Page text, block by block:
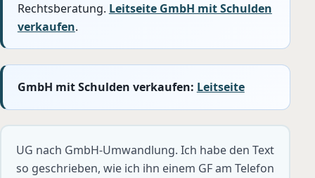
Rechtsberatung. Leitseite GmbH mit Schulden
verkaufen.
GmbH mit Schulden verkaufen: Leitseite
UG nach GmbH-Umwandlung. Ich habe den Text
so geschrieben, wie ich ihn einem GF am Telefon